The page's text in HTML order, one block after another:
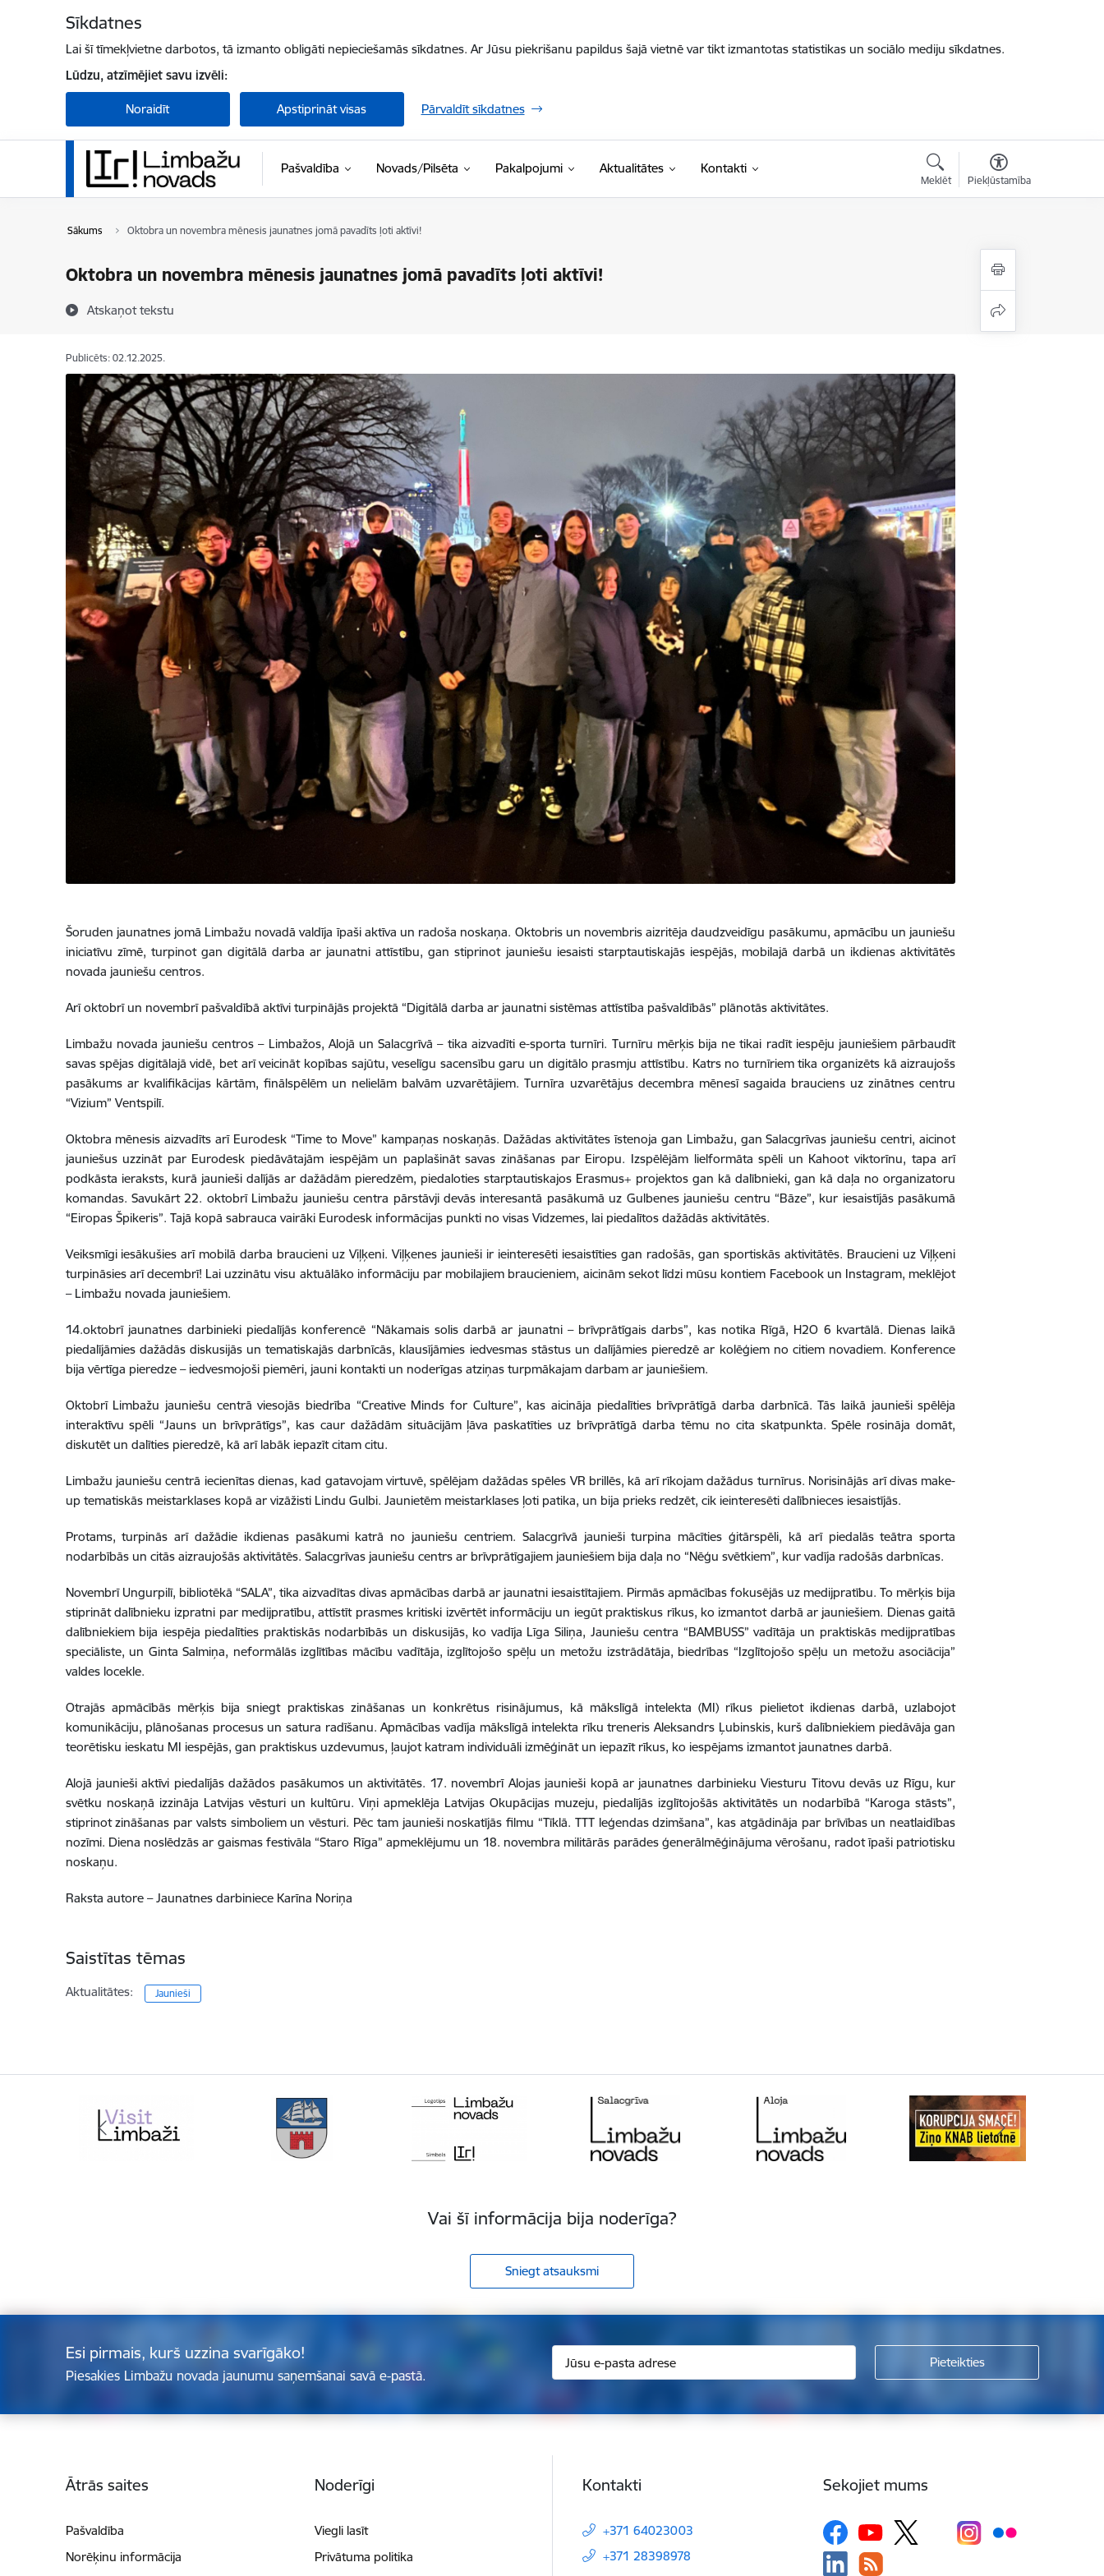
Sīkdatnes
Lai šī tīmekļvietne darbotos, tā izmanto obligāti nepieciešamās sīkdatnes. Ar Jūsu piekrišanu papildus šajā vietnē var tikt izmantotas statistikas un sociālo mediju sīkdatnes.
Lūdzu, atzīmējiet savu izvēli:
Noraidīt Apstiprināt visas Pārvaldīt sīkdatnes
Pašvaldība Novads/Pilsēta Pakalpojumi Aktualitātes Kontakti
Meklēt Piekļūstamība
Sākums Oktobra un novembra mēnesis jaunatnes jomā pavadīts ļoti aktīvi!
Oktobra un novembra mēnesis jaunatnes jomā pavadīts ļoti aktīvi!
Atskaņot tekstu
Publicēts: 02.12.2025.
Šoruden jaunatnes jomā Limbažu novadā valdīja īpaši aktīva un radoša noskaņa. Oktobris un novembris aizritēja daudzveidīgu pasākumu, apmācību un jauniešu
iniciatīvu zīmē, turpinot gan digitālā darba ar jaunatni attīstību, gan stiprinot jauniešu iesaisti starptautiskajās iespējās, mobilajā darbā un ikdienas aktivitātēs
novada jauniešu centros.
Arī oktobrī un novembrī pašvaldībā aktīvi turpinājās projektā “Digitālā darba ar jaunatni sistēmas attīstība pašvaldībās” plānotās aktivitātes.
Limbažu novada jauniešu centros – Limbažos, Alojā un Salacgrīvā – tika aizvadīti e-sporta turnīri. Turnīru mērķis bija ne tikai radīt iespēju jauniešiem pārbaudīt
savas spējas digitālajā vidē, bet arī veicināt kopības sajūtu, veselīgu sacensību garu un digitālo prasmju attīstību. Katrs no turnīriem tika organizēts kā aizraujošs
pasākums ar kvalifikācijas kārtām, finālspēlēm un nelielām balvām uzvarētājiem. Turnīra uzvarētājus decembra mēnesī sagaida brauciens uz zinātnes centru
“Vizium” Ventspilī.
Oktobra mēnesis aizvadīts arī Eurodesk “Time to Move” kampaņas noskaņās. Dažādas aktivitātes īstenoja gan Limbažu, gan Salacgrīvas jauniešu centri, aicinot
jauniešus uzzināt par Eurodesk piedāvātajām iespējām un paplašināt savas zināšanas par Eiropu. Izspēlējām lielformāta spēli un Kahoot viktorīnu, tapa arī
podkāsta ieraksts, kurā jaunieši dalījās ar dažādām pieredzēm, piedaloties starptautiskajos Erasmus+ projektos gan kā dalībnieki, gan kā daļa no organizatoru
komandas. Savukārt 22. oktobrī Limbažu jauniešu centra pārstāvji devās interesantā pasākumā uz Gulbenes jauniešu centru “Bāze”, kur iesaistījās pasākumā
“Eiropas Špikeris”. Tajā kopā sabrauca vairāki Eurodesk informācijas punkti no visas Vidzemes, lai piedalītos dažādās aktivitātēs.
Veiksmīgi iesākušies arī mobilā darba braucieni uz Viļķeni. Viļķenes jaunieši ir ieinteresēti iesaistīties gan radošās, gan sportiskās aktivitātēs. Braucieni uz Viļķeni
turpināsies arī decembrī! Lai uzzinātu visu aktuālāko informāciju par mobilajiem braucieniem, aicinām sekot līdzi mūsu kontiem Facebook un Instagram, meklējot
– Limbažu novada jauniešiem.
14.oktobrī jaunatnes darbinieki piedalījās konferencē “Nākamais solis darbā ar jaunatni – brīvprātīgais darbs”, kas notika Rīgā, H2O 6 kvartālā. Dienas laikā
piedalījāmies dažādās diskusijās un tematiskajās darbnīcās, klausījāmies iedvesmas stāstus un dalījāmies pieredzē ar kolēģiem no citiem novadiem. Konference
bija vērtīga pieredze – iedvesmojoši piemēri, jauni kontakti un noderīgas atziņas turpmākajam darbam ar jauniešiem.
Oktobrī Limbažu jauniešu centrā viesojās biedrība “Creative Minds for Culture”, kas aicināja piedalīties brīvprātīgā darba darbnīcā. Tās laikā jaunieši spēlēja
interaktīvu spēli “Jauns un brīvprātīgs”, kas caur dažādām situācijām ļāva paskatīties uz brīvprātīgā darba tēmu no cita skatpunkta. Spēle rosināja domāt,
diskutēt un dalīties pieredzē, kā arī labāk iepazīt citam citu.
Limbažu jauniešu centrā iecienītas dienas, kad gatavojam virtuvē, spēlējam dažādas spēles VR brillēs, kā arī rīkojam dažādus turnīrus. Norisinājās arī divas make-
up tematiskās meistarklases kopā ar vizāžisti Lindu Gulbi. Jaunietēm meistarklases ļoti patika, un bija prieks redzēt, cik ieinteresēti dalībnieces iesaistījās.
Protams, turpinās arī dažādie ikdienas pasākumi katrā no jauniešu centriem. Salacgrīvā jaunieši turpina mācīties ģitārspēli, kā arī piedalās teātra sporta
nodarbībās un citās aizraujošās aktivitātēs. Salacgrīvas jauniešu centrs ar brīvprātīgajiem jauniešiem bija daļa no “Nēģu svētkiem”, kur vadīja radošās darbnīcas.
Novembrī Ungurpilī, bibliotēkā “SALA”, tika aizvadītas divas apmācības darbā ar jaunatni iesaistītajiem. Pirmās apmācības fokusējās uz medijpratību. To mērķis bija
stiprināt dalībnieku izpratni par medijpratību, attīstīt prasmes kritiski izvērtēt informāciju un iegūt praktiskus rīkus, ko izmantot darbā ar jauniešiem. Dienas gaitā
dalībniekiem bija iespēja piedalīties praktiskās nodarbībās un diskusijās, ko vadīja Līga Siliņa, Jauniešu centra “BAMBUSS” vadītāja un praktiskās medijpratības
speciāliste, un Ginta Salmiņa, neformālās izglītības mācību vadītāja, izglītojošo spēļu un metožu izstrādātāja, biedrības “Izglītojošo spēļu un metožu asociācija”
valdes locekle.
Otrajās apmācībās mērķis bija sniegt praktiskas zināšanas un konkrētus risinājumus, kā mākslīgā intelekta (MI) rīkus pielietot ikdienas darbā, uzlabojot
komunikāciju, plānošanas procesus un satura radīšanu. Apmācības vadīja mākslīgā intelekta rīku treneris Aleksandrs Ļubinskis, kurš dalībniekiem piedāvāja gan
teorētisku ieskatu MI iespējās, gan praktiskus uzdevumus, ļaujot katram individuāli izmēģināt un iepazīt rīkus, ko iespējams izmantot jaunatnes darbā.
Alojā jaunieši aktīvi piedalījās dažādos pasākumos un aktivitātēs. 17. novembrī Alojas jaunieši kopā ar jaunatnes darbinieku Viesturu Titovu devās uz Rīgu, kur
svētku noskaņā izzināja Latvijas vēsturi un kultūru. Viņi apmeklēja Latvijas Okupācijas muzeju, piedalījās izglītojošās aktivitātēs un nodarbībā “Karoga stāsts”,
stiprinot zināšanas par valsts simboliem un vēsturi. Pēc tam jaunieši noskatījās filmu “Tīklā. TTT leģendas dzimšana”, kas atgādināja par brīvības un neatlaidības
nozīmi. Diena noslēdzās ar gaismas festivāla “Staro Rīga” apmeklējumu un 18. novembra militārās parādes ģenerālmēģinājuma vērošanu, radot īpaši patriotisku
noskaņu.
Raksta autore – Jaunatnes darbiniece Karīna Noriņa
Saistītas tēmas
Aktualitātes: Jaunieši
Vai šī informācija bija noderīga?
Sniegt atsauksmi
Esi pirmais, kurš uzzina svarīgāko!
Piesakies Limbažu novada jaunumu saņemšanai savā e-pastā.
Ātrās saites
Pašvaldība
Norēķinu informācija
Noderīgi
Viegli lasīt
Privātuma politika
Kontakti
+371 64023003
+371 28398978
Sekojiet mums